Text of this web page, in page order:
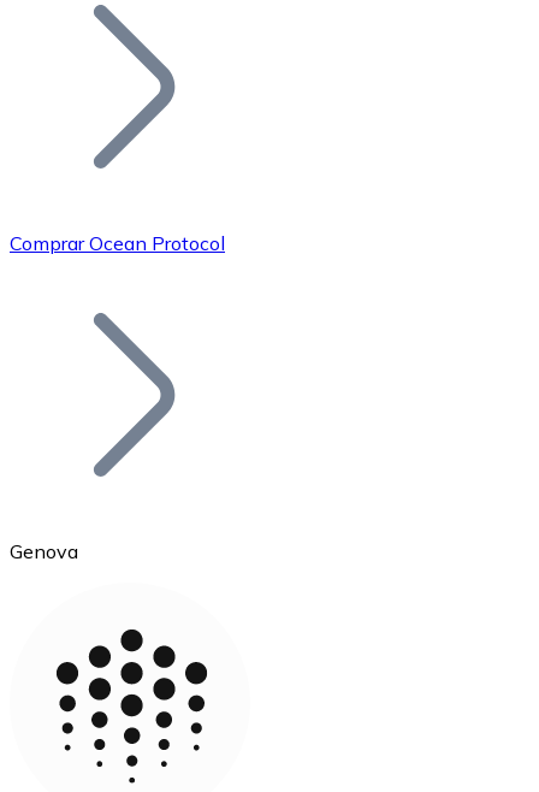
Añade tu proyecto a nuestro ecosistema.
Bitcoin
Ethereum
ETH
Comprar Ocean Protocol
Genova